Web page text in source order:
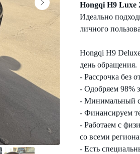
Hongqi H9 Luxe
Идеально
личного
Hongqi H9
день обращения.
- Рассрочка без
- Одобряем 98%
- Минимальный
- Финансируем
- Работаем с
со всеми
- Есть